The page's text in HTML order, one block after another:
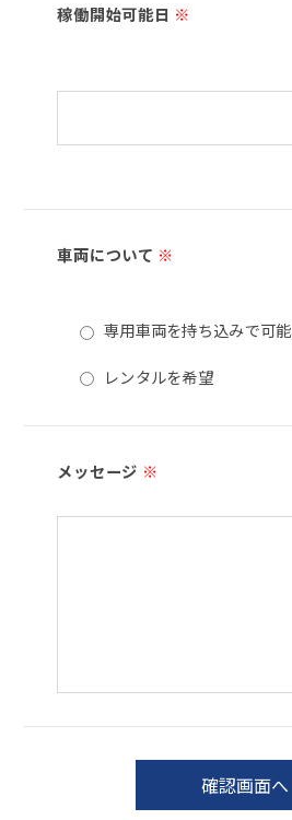
稼働開始可能日 ※
車両について ※
専用車両を持ち込みで可能
レンタルを希望
メッセージ ※